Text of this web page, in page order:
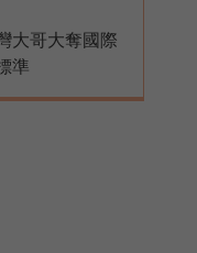
大哥大奪國際
準